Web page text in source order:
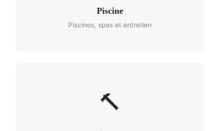
Piscine
Piscines, spas et entretien
🔨